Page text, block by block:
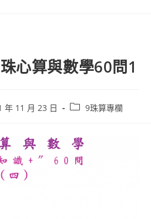
心算與數學60問1
年 11 月 23 日 9珠算專欄